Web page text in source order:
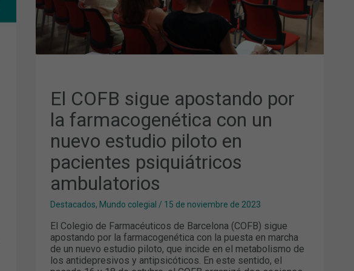
El COFB sigue apostando por
la farmacogenética con un
nuevo estudio piloto en
pacientes psiquiátricos
ambulatorios
Destacados, Mundo colegial / 15 de noviembre de 2023
El Colegio de Farmacéuticos de Barcelona (COFB) sigue
apostando por la farmacogenética con la puesta en marcha
de un nuevo estudio piloto, que incide en el metabolismo de
los antidepresivos y antipsicóticos. En este sentido, el
PILOTO
EN
PACIENTES
PSIQUIÁTRICOS
AMBULATORIOS